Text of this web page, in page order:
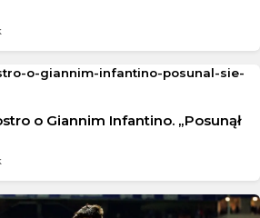
o Giannim Infantino. „Posunął